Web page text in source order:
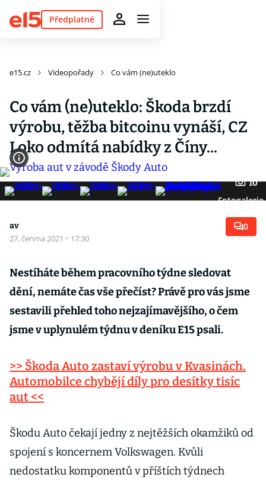
Předplatné
e15.cz Videopořady Co vám (ne)uteklo
Co vám (ne)uteklo: Škoda brzdí
výrobu, těžba bitcoinu vynáší, CZ
Loko odmítá nabídky z Číny...
10
Fotogalerie
av
27. června 2021 · 17:30
0
Nestíháte během pracovního týdne sledovat
dění, nemáte čas vše přečíst? Právě pro vás jsme
sestavili přehled toho nejzajímavějšího, o čem
jsme v uplynulém týdnu v deníku E15 psali.
>> Škoda Auto zastaví výrobu v Kvasinách.
Automobilce chybějí díly pro desítky tisíc
aut <<
Škodu Auto čekají jedny z nejtěžších okamžiků od
spojení s koncernem Volkswagen. Kvůli
nedostatku komponentů v příštích týdnech